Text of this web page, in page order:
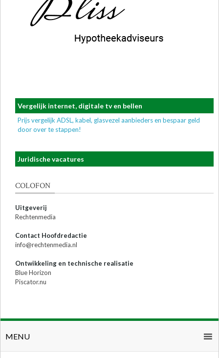
Vergelijk internet, digitale tv en bellen
Prijs vergelijk ADSL, kabel, glasvezel aanbieders en bespaar geld
door over te stappen!
Juridische vacatures
COLOFON
Uitgeverij
Rechtenmedia
Contact Hoofdredactie
info@rechtenmedia.nl
Ontwikkeling en technische realisatie
Blue Horizon
Piscator.nu
MENU